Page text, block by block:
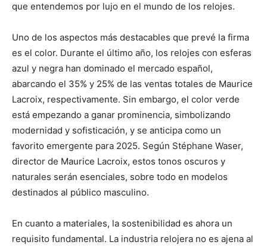
que entendemos por lujo en el mundo de los relojes.
Uno de los aspectos más destacables que prevé la firma
es el color. Durante el último año, los relojes con esferas
azul y negra han dominado el mercado español,
abarcando el 35% y 25% de las ventas totales de Maurice
Lacroix, respectivamente. Sin embargo, el color verde
está empezando a ganar prominencia, simbolizando
modernidad y sofisticación, y se anticipa como un
favorito emergente para 2025. Según Stéphane Waser,
director de Maurice Lacroix, estos tonos oscuros y
naturales serán esenciales, sobre todo en modelos
destinados al público masculino.
En cuanto a materiales, la sostenibilidad es ahora un
requisito fundamental. La industria relojera no es ajena al